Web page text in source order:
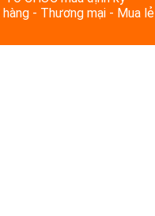
- Thương mại - Mua lẻ